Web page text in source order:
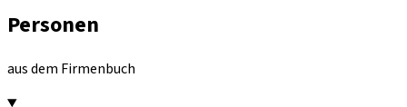
Personen
aus dem Firmenbuch